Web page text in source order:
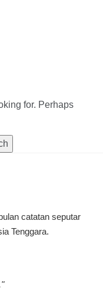
for. Perhaps
catatan seputar
Tenggara.